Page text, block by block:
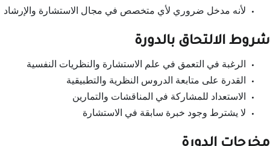
لأنه مدخل ضروري لأي متخصص في مجال الاستشارة والإرشاد
شروط الالتحاق بالدورة
الرغبة في التعمق في علم الاستشارة والنظريات النفسية
القدرة على متابعة الدروس النظرية والتطبيقية
الاستعداد للمشاركة في المناقشات والتمارين
لا يشترط وجود خبرة سابقة في الاستشارة